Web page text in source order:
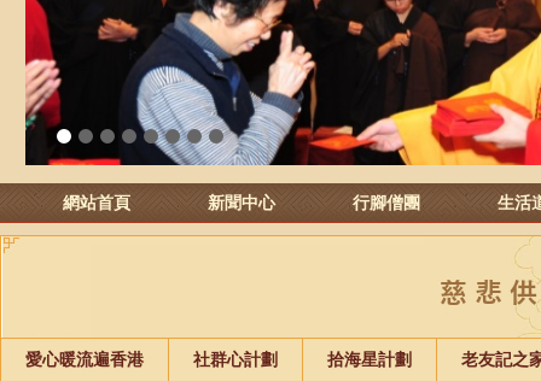
3 4 5 6 7 8
網站首頁 新聞中心 行腳僧團 生活
愛心暖流遍香港 社群心計劃 拾海星計劃 老友記之